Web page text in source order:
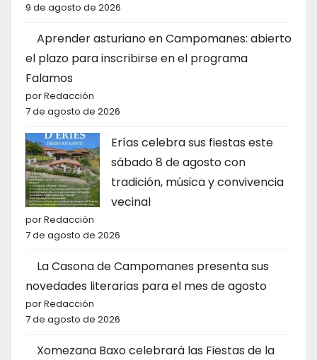
9 de agosto de 2026
Aprender asturiano en Campomanes: abierto
el plazo para inscribirse en el programa
Falamos
por Redacción
7 de agosto de 2026
Erías celebra sus fiestas este
sábado 8 de agosto con
tradición, música y convivencia
vecinal
por Redacción
7 de agosto de 2026
La Casona de Campomanes presenta sus
novedades literarias para el mes de agosto
por Redacción
7 de agosto de 2026
Xomezana Baxo celebrará las Fiestas de la